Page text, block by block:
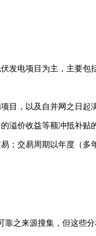
发电项目为主，主要包
目，以及自并网之日起
溢价收益等额冲抵补贴
；交易周期以年度（
之来源搜集，但这些